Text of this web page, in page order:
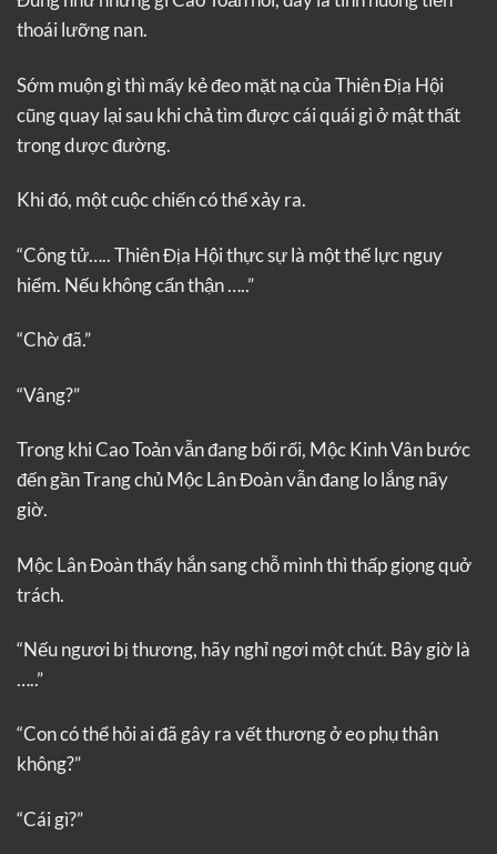
thoái lưỡng nan.
Sớm muộn gì thì mấy kẻ đeo mặt nạ của Thiên Địa Hội
cũng quay lại sau khi chả tìm được cái quái gì ở mật thất
trong dược đường.
Khi đó, một cuộc chiến có thể xảy ra.
“Công tử….. Thiên Địa Hội thực sự là một thế lực nguy
hiểm. Nếu không cẩn thận …..”
“Chờ đã.”
“Vâng?”
Trong khi Cao Toản vẫn đang bối rối, Mộc Kinh Vân bước
đến gần Trang chủ Mộc Lân Đoàn vẫn đang lo lắng nãy
giờ.
Mộc Lân Đoàn thấy hắn sang chỗ mình thì thấp giọng quở
trách.
“Nếu ngươi bị thương, hãy nghỉ ngơi một chút. Bây giờ là
…..”
“Con có thể hỏi ai đã gây ra vết thương ở eo phụ thân
không?”
“Cái gì?”